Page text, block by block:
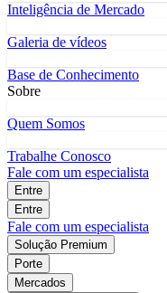
Inteligência de Mercado
Galeria de vídeos
Base de Conhecimento
Sobre
Quem Somos
Trabalhe Conosco
Fale com um especialista
Entre
Entre
Fale com um especialista
Solução Premium
Porte
Mercados